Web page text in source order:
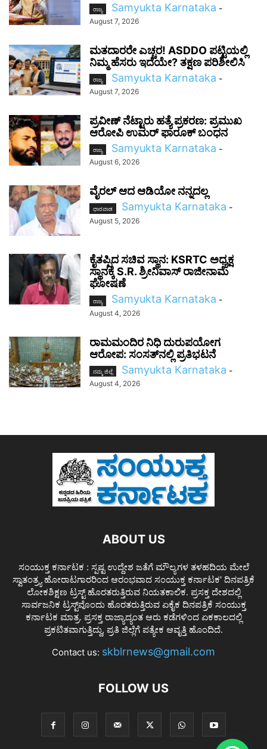
ರಾಜ್ಯ Samyukta Karnataka -
August 7, 2026
ಮತದಾರರೇ ಎಚ್ಚರ! ASDDO ಪಟ್ಟಿಯಲ್ಲಿ
ನಿಮ್ಮ ಹೆಸರು ಇದೆಯೇ? ತಕ್ಷಣ ಪರಿಶೀಲಿಸಿ
ರಾಜ್ಯ Samyukta Karnataka -
August 7, 2026
ಪ್ರವೀಣ್ ನೆಟ್ಟಾರು ಹತ್ಯೆ ಪ್ರಕರಣ: ಪ್ರಮುಖ
ಆರೋಪಿ ಉಮರ್ ಫಾರೂಕ್ ಬಂಧನ
ರಾಜ್ಯ Samyukta Karnataka -
August 6, 2026
ವೈರಲ್ ಆದ ಆಡಿಯೋ ನನ್ನದಲ್ಲ
ಧಾರವಾಡ Samyukta Karnataka -
August 5, 2026
ಕೈತಪ್ಪಿದ ಸಚಿವ ಸ್ಥಾನ: KSRTC ಅಧ್ಯಕ್ಷ
ಸ್ಥಾನಕ್ಕೆ S.R. ಶ್ರೀನಿವಾಸ್ ರಾಜೀನಾಮೆ
ಘೋಷಣೆ
ರಾಜ್ಯ Samyukta Karnataka -
August 4, 2026
ರಾಮಮಂದಿರ ನಿಧಿ ದುರುಪಯೋಗ
ಆರೋಪ: ಸಂಸತ್‌ನಲ್ಲಿ ಪ್ರತಿಭಟನೆ
ನಮ್ಮ ಜಿಲ್ಲೆ Samyukta Karnataka -
August 4, 2026
ABOUT US
ಸಂಯುಕ್ತ ಕರ್ನಾಟಕ : ಸ್ಪಷ್ಟ ಉದ್ದೇಶ ಜತೆಗೆ ಮೌಲ್ಯಗಳ ತಳಹದಿಯ ಮೇಲೆ
ಸ್ವಾತಂತ್ರ್ಯ ಹೋರಾಟಗಾರರಿಂದ ಆರಂಭವಾದ ಸಂಯುಕ್ತ ಕರ್ನಾಟಕ' ದಿನಪತ್ರಿಕೆ
ಲೋಕಶಿಕ್ಷಣ ಟ್ರಸ್ಟ್ ಹೊರತರುತ್ತಿರುವ ನಿಯತಕಾಲಿಕ. ಪ್ರಸಕ್ತ ದೇಶದಲ್ಲಿ
ಸಾರ್ವಜನಿಕ ಟ್ರಸ್ಟ್‌ವೊಂದು ಹೊರತರುತ್ತಿರುವ ಏಕೈಕ ದಿನಪತ್ರಿಕೆ ಸಂಯುಕ್ತ
ಕರ್ನಾಟಕ ಮಾತ್ರ. ಪ್ರಸಕ್ತ ರಾಜ್ಯಾದ್ಯಂತ ಆರು ಕಡೆಗಳಿಂದ ಏಕಕಾಲದಲ್ಲಿ
ಪ್ರಕಟಿತವಾಗುತ್ತಿದ್ದು, ಪ್ರತಿ ಜಿಲ್ಲೆಗೆ ಪತ್ಯೇಕ ಆವೃತ್ತಿ ಹೊಂದಿದೆ.
Contact us: skblrnews@gmail.com
FOLLOW US